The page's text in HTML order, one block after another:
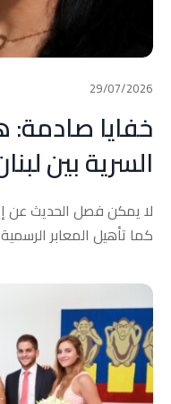
29/07/2026
خفايا صادمة:
السرية بين
لا يمكن فصل الحديث عن
كما تأهيل المعابر الرسمية